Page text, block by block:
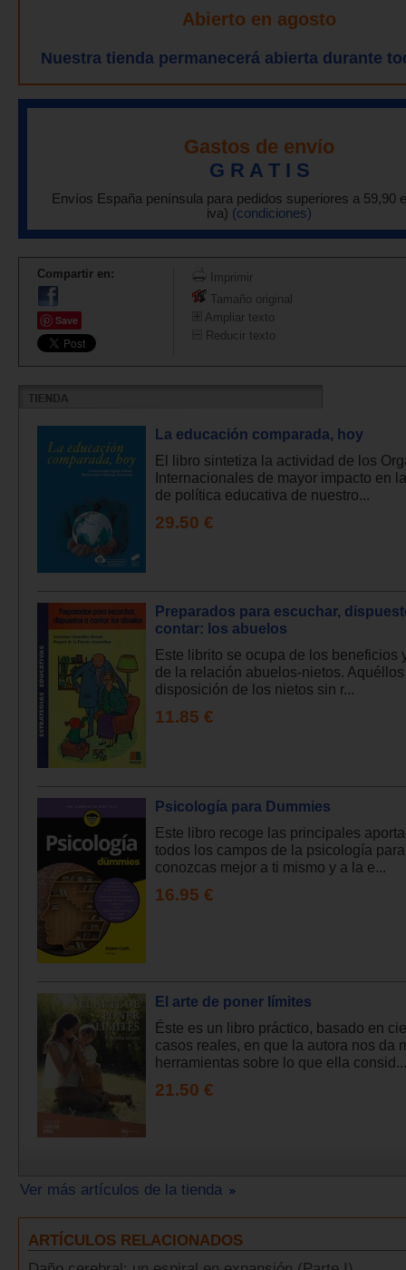
Abierto en agosto
Nuestra tienda permanecerá abierta durante
Gastos de envío
G R A T I S
Envíos España península para pedidos superiores a 59,90
iva) (condiciones)
Compartir en:
Save
Imprimir
Tamaño original
Ampliar texto
Reducir texto
La educación comparada, hoy
El libro sintetiza la actividad de los
Internacionales de mayor impacto en
de política educativa de nuestro...
29.50 €
Preparados para escuchar,
contar: los abuelos
Este librito se ocupa de los beneficios
de la relación abuelos-nietos.
disposición de los nietos sin r...
11.85 €
Psicología para Dummies
Este libro recoge las principales
todos los campos de la psicología
conozcas mejor a ti mismo y a la e...
16.95 €
El arte de poner límites
Éste es un libro práctico, basado en
casos reales, en que la autora nos da
herramientas sobre lo que ella consid...
21.50 €
Ver más artículos de la tienda
ARTÍCULOS RELACIONADOS